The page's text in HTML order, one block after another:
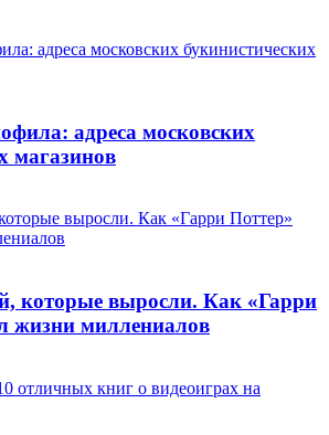
адреса московских
магазинов
которые выросли. Как «Гарри
жизни миллениалов